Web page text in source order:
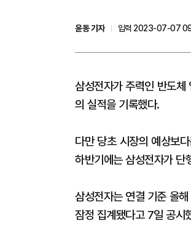
윤동 기자
입력 2023-07-07
삼성전자가 주력인 반도
의 실적을 기록했다.
다만 당초 시장의 예상보
하반기에는 삼성전자가 단
삼성전자는 연결 기준 올
잠정 집계됐다고 7일 공